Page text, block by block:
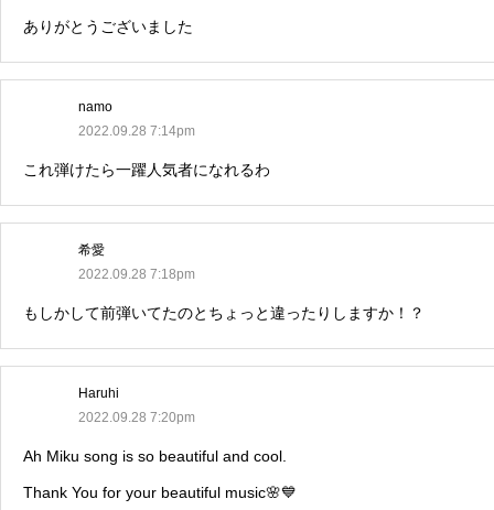
ありがとうございました
namo
2022.09.28 7:14pm
これ弾けたら一躍人気者になれるわ
希愛
2022.09.28 7:18pm
もしかして前弾いてたのとちょっと違ったりしますか！？
Haruhi
2022.09.28 7:20pm
Ah Miku song is so beautiful and cool.
Thank You for your beautiful music🌸💙